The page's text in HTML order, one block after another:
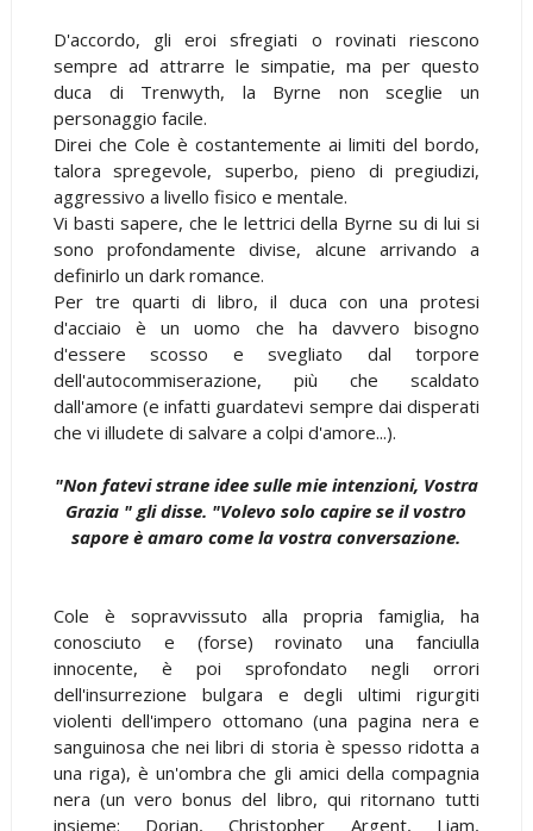
D'accordo, gli eroi sfregiati o rovinati riescono
sempre ad attrarre le simpatie, ma per questo
duca di Trenwyth, la Byrne non sceglie un
personaggio facile.
Direi che Cole è costantemente ai limiti del bordo,
talora spregevole, superbo, pieno di pregiudizi,
aggressivo a livello fisico e mentale.
Vi basti sapere, che le lettrici della Byrne su di lui si
sono profondamente divise, alcune arrivando a
definirlo un dark romance.
Per tre quarti di libro, il duca con una protesi
d'acciaio è un uomo che ha davvero bisogno
d'essere scosso e svegliato dal torpore
dell'autocommiserazione, più che scaldato
dall'amore (e infatti guardatevi sempre dai disperati
che vi illudete di salvare a colpi d'amore...).
"Non fatevi strane idee sulle mie intenzioni, Vostra
Grazia " gli disse. "Volevo solo capire se il vostro
sapore è amaro come la vostra conversazione.
Cole è sopravvissuto alla propria famiglia, ha
conosciuto e (forse) rovinato una fanciulla
innocente, è poi sprofondato negli orrori
dell'insurrezione bulgara e degli ultimi rigurgiti
violenti dell'impero ottomano (una pagina nera e
sanguinosa che nei libri di storia è spesso ridotta a
una riga), è un'ombra che gli amici della compagnia
nera (un vero bonus del libro, qui ritornano tutti
insieme: Dorian, Christopher Argent, Liam,